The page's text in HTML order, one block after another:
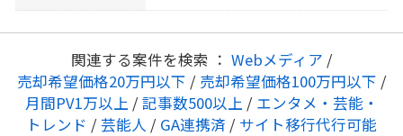
関連する案件を検索 ： Webメディア /
売却希望価格20万円以下 / 売却希望価格100万円以下 /
月間PV1万以上 / 記事数500以上 / エンタメ・芸能・
トレンド / 芸能人 / GA連携済 / サイト移行代行可能